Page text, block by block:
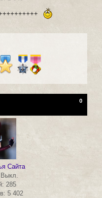
0
Сайта
Выкл.
285
5 402